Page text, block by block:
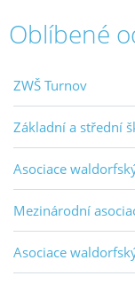
Oblíbené
ZWŠ Turnov
Základní a střední
Asociace
Mezinárodní
Asociace